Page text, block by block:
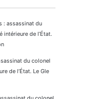
: assassinat du
de l’État.
du colonel
de l’État. Le Gle